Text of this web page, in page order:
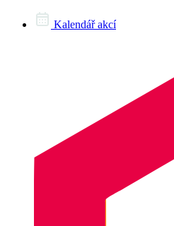
Kalendář akcí